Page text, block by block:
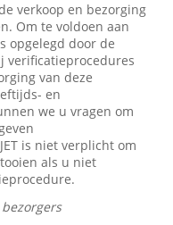
verkoop en bezorging
Om te voldoen aan
opgelegd door de
verificatieprocedures
van deze
en
we u vragen om
is niet verplicht om
als u niet